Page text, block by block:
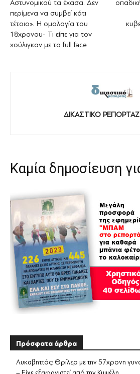
Αστυνομικού τα έχασα. Δεν
περίμενα να συμβεί κάτι
τέτοιο». Η ομολογία του
18χρονου- Τι είπε για τον
χούλιγκαν με το full face
ΔΙΚΑΣΤΙΚΟ ΡΕΠΟΡΤΑΖ
Καμία δημοσίευση
Πρόσφατα άρθρα
Λυκαβηττός: Θρίλερ με την 57χρονη